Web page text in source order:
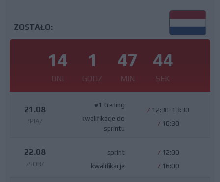
ZOSTAŁO:
14
DNI
1
GODZ
47
MIN
43
SEK
21.08
/PIĄ/
#1 trening
kwalifikacje do
sprintu
/ 12:30-13:30
/ 16:30
22.08
/SOB/
sprint
kwalifikacje
/ 12:00
/ 16:00